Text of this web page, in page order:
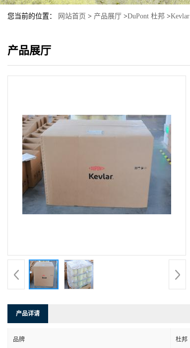
您当前的位置： 网站首页 > 产品展厅 >DuPont 杜邦 >Kevlar
产品展厅
产品详请
品牌 杜邦